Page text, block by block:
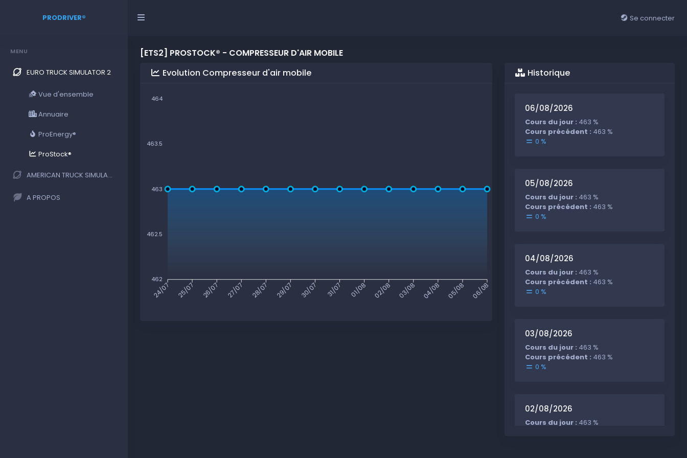
PRODRIVER® Se connecter
MENU
EURO TRUCK SIMULATOR 2
Vue d'ensemble
Annuaire
ProEnergy®
ProStock®
AMERICAN TRUCK SIMULATOR
A PROPOS
[ETS2] PROSTOCK® - COMPRESSEUR D'AIR MOBILE
Evolution Compresseur d'air mobile
464
463.5
463
462.5
462
24/07 25/07 26/07 27/07 28/07 29/07 30/07 31/07 01/08 02/08 03/08 04/08 05/08 06/08
Historique
06/08/2026
Cours du jour : 463 %
Cours précédent : 463 %
0 %
05/08/2026
Cours du jour : 463 %
Cours précédent : 463 %
0 %
04/08/2026
Cours du jour : 463 %
Cours précédent : 463 %
0 %
03/08/2026
Cours du jour : 463 %
Cours précédent : 463 %
0 %
02/08/2026
Cours du jour : 463 %